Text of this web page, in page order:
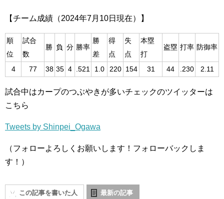
【チーム成績（2024年7月10日現在）】
順
位
試合
数
勝 負 分 勝率
勝
差
得
点
失
点
本塁
打
盗塁 打率 防御率
4 77 38 35 4 .521 1.0 220 154 31 44 .230 2.11
試合中はカープのつぶやきが多いチェックのツイッターは
こちら
Tweets by Shinpei_Ogawa
（フォローよろしくお願いします！フォローバックしま
す！）
この記事を書いた人 最新の記事